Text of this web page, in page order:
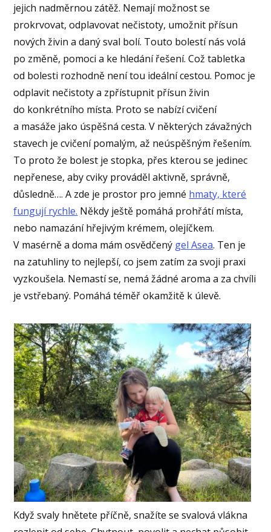
jejich nadměrnou zátěž. Nemají možnost se
prokrvovat, odplavovat nečistoty, umožnit přísun
nových živin a daný sval bolí. Touto bolestí nás volá
po změně, pomoci a ke hledání řešení. Což tabletka
od bolesti rozhodně není tou ideální cestou. Pomoc je
odplavit nečistoty a zpřístupnit přísun živin
do konkrétního místa. Proto se nabízí cvičení
a masáže jako úspěšná cesta. V některých závažných
stavech je cvičení pomalým, až neúspěšným řešením.
To proto že bolest je stopka, přes kterou se jedinec
nepřenese, aby cviky prováděl aktivně, správně,
důsledně…. A zde je prostor pro jemné hmaty, které
fungují rychle. Někdy ještě pomáhá prohřátí místa,
nebo namazání hřejivým krémem, olejíčkem.
V masérně a doma mám osvědčený gel Asea. Ten je
na zatuhliny to nejlepší, co jsem zatím za svoji praxi
vyzkoušela. Nemastí se, nemá žádné aroma a za chvíli
je vstřebaný. Pomáhá téměř okamžitě k úlevě.
Když svaly hnětete příčně, snažíte se svalová vlákna